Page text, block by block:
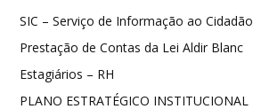
SIC – Serviço de Informação ao Cidadão
Prestação de Contas da Lei Aldir Blanc
Estagiários – RH
PLANO ESTRATÉGICO INSTITUCIONAL